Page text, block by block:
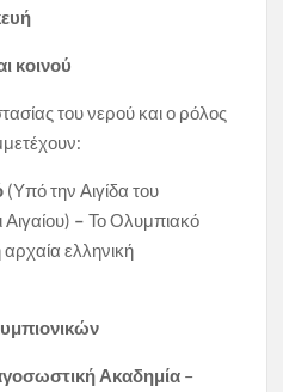
κοινού
του νερού και ο ρόλος
(Υπό την Αιγίδα του
–Το Ολυμπιακό
αρχαία ελληνική
Ακαδημία –